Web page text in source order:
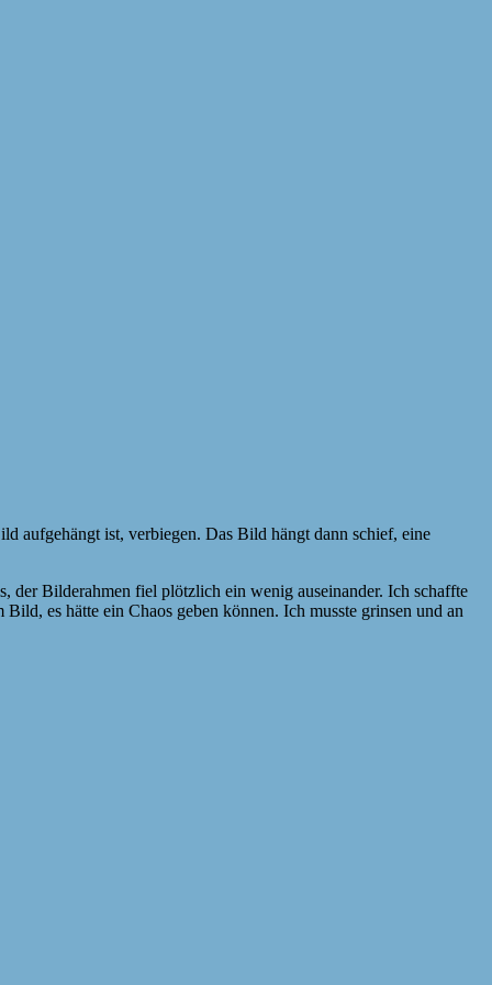
aufgehängt ist, verbiegen. Das Bild hängt dann schief, eine
der Bilderahmen fiel plötzlich ein wenig auseinander. Ich schaffte
es hätte ein Chaos geben können. Ich musste grinsen und an